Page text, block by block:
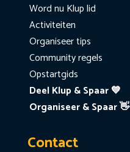
Word nu Klup lid
Activiteiten
Organiseer tips
Community regels
Opstartgids
Deel Klup & Spaar 💙
Organiseer & Spaar 👋
Contact